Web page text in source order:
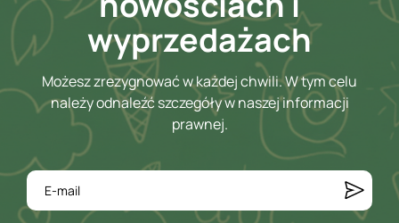
wyprzedażach
Możesz zrezygnować w każdej chwili. W tym celu
należy odnaleźć szczegóły w naszej informacji
prawnej.